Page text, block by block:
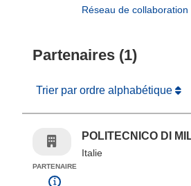
Réseau de
Partenaires (1)
Trier par ordre alphabétique
PARTENAIRE
POLITECNICO DI
Italie